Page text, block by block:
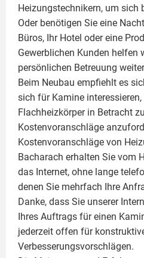
Heizungstechnikern, um sich
Oder benötigen Sie eine
Büros, Ihr Hotel oder eine
Gewerblichen Kunden helfen
persönlichen Betreuung
Beim Neubau empfiehlt es
sich für Kamine
Flachheizkörperin Betracht
Kostenvoranschläge
Kostenvoranschläge von
Bacharach erhalten Sie vom
das Internet, ohne lange
denen Sie mehrfach Ihre
Danke, dass Sie unserer
Ihres Auftrags für einen
jederzeit offen für
Verbesserungsvorschlägen.